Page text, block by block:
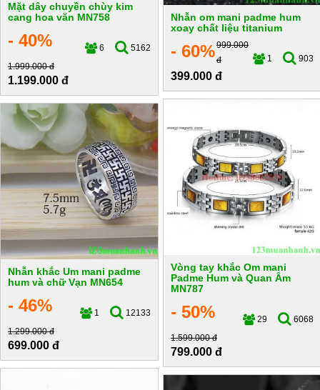
Mặt dây chuyền chùy kim
cang hoa văn MN758
- 40% 6
5162
1.999.000 đ
1.199.000 đ
Nhẫn om mani padme hum
xoay chất liệu titanium
- 60% 1 903
999.000
đ
399.000 đ
Vòng tay khắc Om mani
Padme Hum và Quan Âm
MN787
- 50% 29
6068
1.599.000 đ
799.000 đ
Nhẫn khắc Um mani padme
hum và chữ Vạn MN654
- 46% 1
12133
1.299.000 đ
699.000 đ